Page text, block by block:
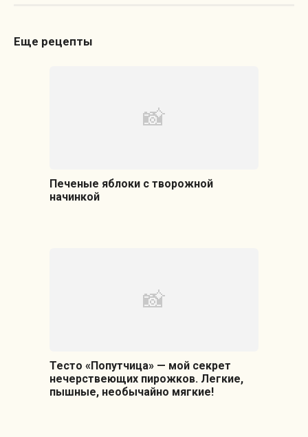
Еще рецепты
Печеные яблоки с творожной
начинкой
Тесто «Попутчица» — мой секрет
нечерствеющих пирожков. Легкие,
пышные, необычайно мягкие!